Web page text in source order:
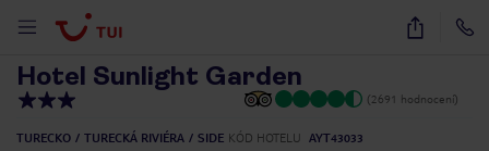
9
Hotel Sunlight Garden
(2691 hodnocení)
TURECKO TURECKÁ RIVIÉRA SIDE KÓD HOTELU
AYT43033